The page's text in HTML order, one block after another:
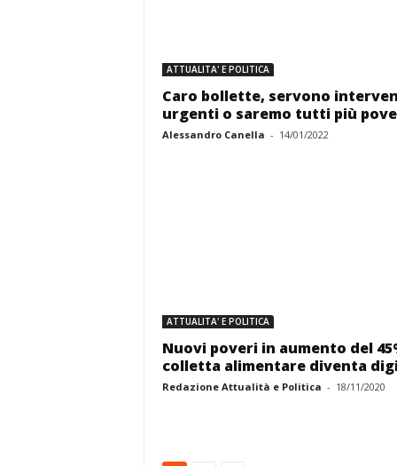
ATTUALITA' E POLITICA
Caro bollette, servono
urgenti o saremo tutti più
Alessandro Canella - 14/01/2022
ATTUALITA' E POLITICA
Nuovi poveri in aumento del
colletta alimentare diventa
Redazione Attualità e Politica - 18/11/2020